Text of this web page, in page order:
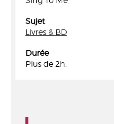
Sujet
Livres & BD
Durée
Plus de 2h.